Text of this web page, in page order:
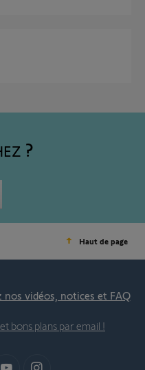
Haut de page
nos vidéos, notices et FAQ
bons plans par email !